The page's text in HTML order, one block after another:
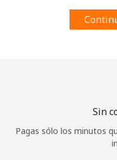
Al abrir una cuenta en
Sin
Pagas sólo los minutos